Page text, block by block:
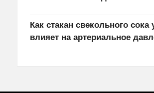
Как стакан свекольного сока
влияет на артериальное